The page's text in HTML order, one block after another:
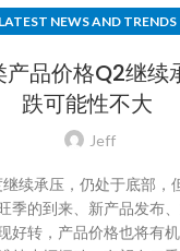
LATEST NEWS AND TRENDS
品价格Q2继续
跌可能性不大
Jeff
续承压，仍处于底部，
季的到来、新产品发布
好转，产品价格也将有